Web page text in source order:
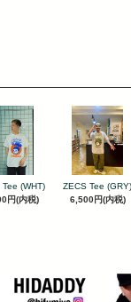
Tee (WHT)
円(内税)
ZECS Tee (GRY)
6,500円(内税)